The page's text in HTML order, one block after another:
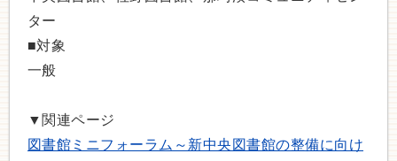
ター
■対象
一般
▼関連ページ
図書館ミニフォーラム～新中央図書館の整備に向け